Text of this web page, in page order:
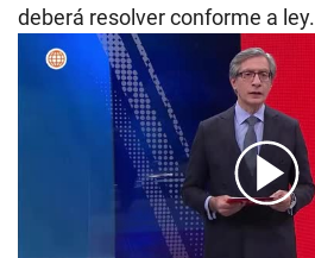
deberá resolver conforme a ley.